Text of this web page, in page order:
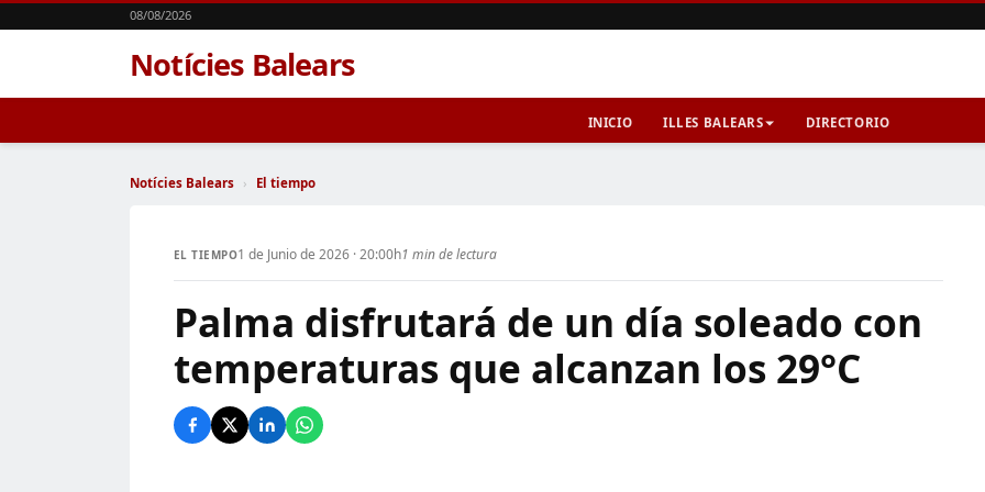
08/08/2026
Notícies Balears
INICIO ILLES BALEARS DIRECTORIO
Notícies Balears › El tiempo
EL TIEMPO1 de Junio de 2026 · 20:00h1 min de lectura
Palma disfrutará de un día soleado con
temperaturas que alcanzan los 29°C